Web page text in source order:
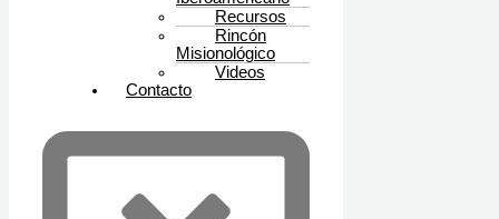
Recursos
Rincón
Misionológico
Videos
Contacto